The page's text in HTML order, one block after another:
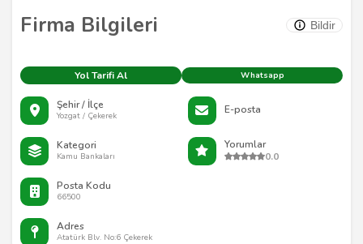
Firma Bilgileri Bildir
Yol Tarifi Al Whatsapp
Şehir / İlçe
Yozgat / Çekerek E-posta
Kategori
Kamu Bankaları
Yorumlar
0.0
Posta Kodu
66500
Adres
Atatürk Blv. No:6 Çekerek